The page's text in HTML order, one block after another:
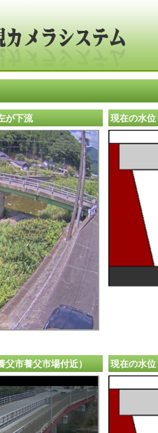
が下流 現在の水位
市養父市場付近） 現在の水位